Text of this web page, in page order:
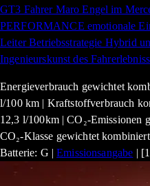
GT3 Fahrer Maro Engel im
PERFORMANCE emotionale
Leiter Betriebsstrategie Hybrid
Ingenieurskunst des
Energieverbrauch gewichtet
l/100 km | Kraftstoffverbrauch
12,3 l/100km | CO₂-Emissionen
CO₂-Klasse gewichtet
Batterie: G |Emissionsangabe |